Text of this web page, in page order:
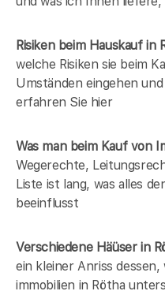
Risiken beim Hauskaufin
welche Risiken sie beim
Umständen eingehen
erfahren Sie hier
Was man beim Kauf von
Wegerechte,
Liste ist lang, was alles
beeinflusst
Verschiedene Häüser in
ein kleiner Anriss
immobilien in Rötha